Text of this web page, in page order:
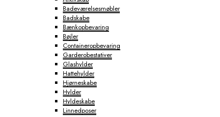
Badeværelsesmøbler
Badskabe
Bænkopbevaring
Bøjler
Containeropbevaring
Garderobestativer
Glashylder
Hattehylder
Hjørneskabe
Hylder
Hyldeskabe
Linnedposer